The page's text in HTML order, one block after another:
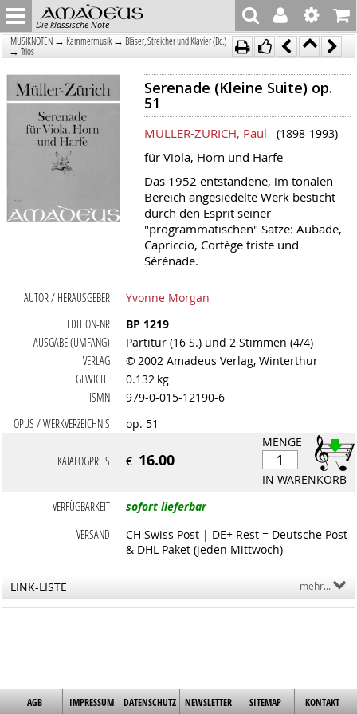
Die klassische Note
MUSIKNOTEN → Kammermusik → Bläser, Streicher und Klavier (Bc.)
→ Trios
Serenade (Kleine Suite) op.
51
MÜLLER-ZÜRICH, Paul (1898-1993)
für Viola, Horn und Harfe
Das 1952 entstandene, im tonalen
Bereich angesiedelte Werk besticht
durch den Esprit seiner
"programmatischen" Sätze: Aubade,
Capriccio, Cortège triste und
Sérénade.
AUTOR / HERAUSGEBER
Yvonne Morgan
EDITION-NR
BP 1219
AUSGABE (UMFANG)
Partitur (16 S.) und 2 Stimmen (4/4)
VERLAG
© 2002 Amadeus Verlag, Winterthur
GEWICHT
0.132 kg
ISMN
979-0-015-12190-6
OPUS / WERKVERZEICHNIS
op. 51
MENGE
IN WARENKORB
KATALOGPREIS € 16.00
VERFÜGBARKEIT
sofort lieferbar
VERSAND
CH Swiss Post | DE+ Rest = Deutsche Post
& DHL Paket (jeden Mittwoch)
LINK-LISTE mehr...
AGB IMPRESSUM DATENSCHUTZ NEWSLETTER SITEMAP KONTAKT